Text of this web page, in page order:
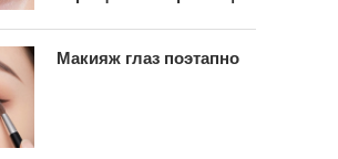
Макияж глаз поэтапно